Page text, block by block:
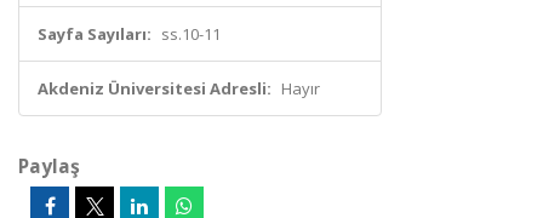
Sayfa Sayıları: ss.10-11
Akdeniz Üniversitesi Adresli: Hayır
Paylaş